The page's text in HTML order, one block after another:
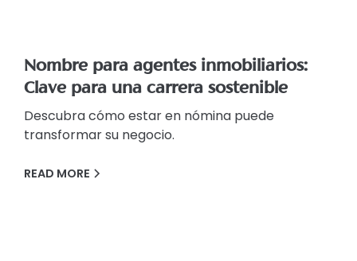
Nombre para agentes inmobiliarios:
Clave para una carrera sostenible
Descubra cómo estar en nómina puede
transformar su negocio.
READ MORE